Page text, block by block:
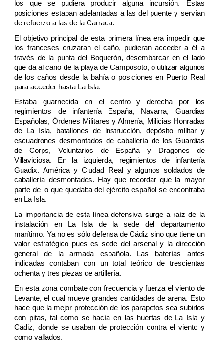
los que se pudiera producir alguna incursión. Estas
posiciones estaban adelantadas a las del puente y servían
de refuerzo a las de la Carraca.
El objetivo principal de esta primera línea era impedir que
los franceses cruzaran el caño, pudieran acceder a él a
través de la punta del Boquerón, desembarcar en el lado
que da al caño de la playa de Camposoto, o utilizar algunos
de los caños desde la bahía o posiciones en Puerto Real
para acceder hasta La Isla.
Estaba guarnecida en el centro y derecha por los
regimientos de infantería España, Navarra, Guardias
Españolas, Órdenes Militares y Almería, Milicias Honradas
de La Isla, batallones de instrucción, depósito militar y
escuadrones desmontados de caballería de los Guardias
de Corps, Voluntarios de España y Dragones de
Villaviciosa. En la izquierda, regimientos de infantería
Guadix, América y Ciudad Real y algunos soldados de
caballería desmontados. Hay que recordar que la mayor
parte de lo que quedaba del ejército español se encontraba
en La Isla.
La importancia de esta línea defensiva surge a raíz de la
instalación en La Isla de la sede del departamento
marítimo. Ya no es sólo defensa de Cádiz sino que tiene un
valor estratégico pues es sede del arsenal y la dirección
general de la armada española. Las baterías antes
indicadas contaban con un total teórico de trescientas
ochenta y tres piezas de artillería.
En esta zona combate con frecuencia y fuerza el viento de
Levante, el cual mueve grandes cantidades de arena. Esto
hace que la mejor protección de los parapetos sea subirlos
con pitas, tal como se hacía en las huertas de La Isla y
Cádiz, donde se usaban de protección contra el viento y
como vallados.